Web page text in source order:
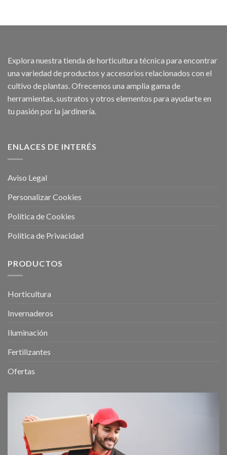
Explora nuestra tienda de horticultura técnica para encontrar
una variedad de productos y accesorios relacionados con el
cultivo de plantas. Ofrecemos una amplia gama de
herramientas, sustratos y otros elementos para ayudarte en
tu pasión por la jardinería.
ENLACES DE INTERÉS
Aviso Legal
Personalizar Cookies
Política de Cookies
Política de Privacidad
PRODUCTOS
Horticultura
Invernaderos
Iluminación
Fertilizantes
Ofertas